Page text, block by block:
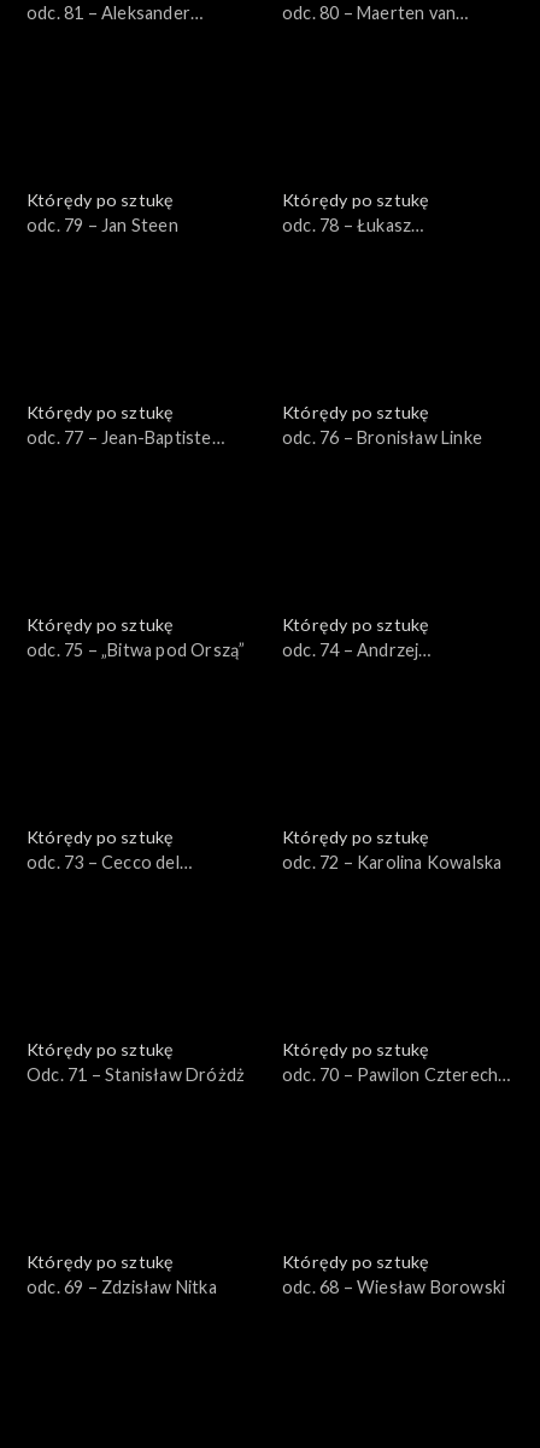
odc. 81 – Aleksander
odc. 80 – Maerten van
Którędy po sztukę
odc. 79 – Jan Steen
Którędy po sztukę
odc. 78 – Łukasz
Którędy po sztukę
odc. 77 – Jean-Baptiste
Którędy po sztukę
odc. 76 – Bronisław Linke
Którędy po sztukę
odc. 75 – „Bitwa pod Orszą”
Którędy po sztukę
odc. 74 – Andrzej
Którędy po sztukę
odc. 73 – Cecco del
Którędy po sztukę
odc. 72 – Karolina Kowalska
Którędy po sztukę
Odc. 71 – Stanisław Dróżdż
Którędy po sztukę
odc. 70 – Pawilon Czterech
Którędy po sztukę
odc. 69 – Zdzisław Nitka
Którędy po sztukę
odc. 68 – Wiesław Borowski